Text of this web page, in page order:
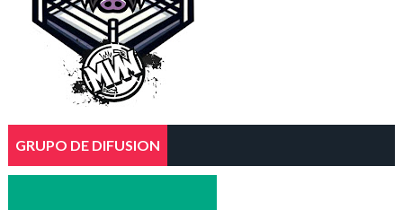
GRUPO DE DIFUSION